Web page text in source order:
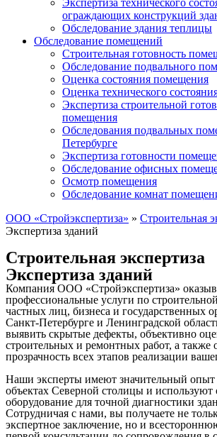
Экспертиза технического
ограждающих конструкций
Обследование здания теплицы
Обследование помещений
Строительная готовность
Обследование подвального
Оценка состояния помещения
Оценка технического
Экспертиза строительной
помещения
Обследования подвальных
Петербурге
Экспертиза готовности
Обследование офисных
Осмотр помещения
Обследование комнат
ООО «Стройэкспертиза» » Строительная
Экспертиза зданий
Строительная экспертиза
Экспертиза зданий
Компания ООО «Стройэкспертиза»
профессиональные услуги по
частных лиц, бизнеса и государственных
Санкт-Петербурге и Ленинградской
выявить скрытые дефекты, объективно
строительных и ремонтных работ, а также
прозрачность всех этапов реализации
Наши эксперты имеют значительный опыт
объектах Северной столицы и используют
оборудование для точной диагностики
Сотрудничая с нами, вы получаете не
экспертное заключение, но и